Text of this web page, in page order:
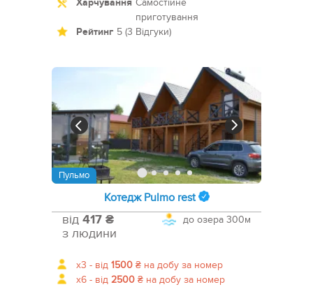
Харчування Самостійне
приготування
Рейтинг 5 (3 Відгуки)
Пульмо
Котедж Pulmo rest
до озера 300м
від 417 ₴
з людини
x3 - від 1500 ₴ на добу за номер
x6 - від 2500 ₴ на добу за номер